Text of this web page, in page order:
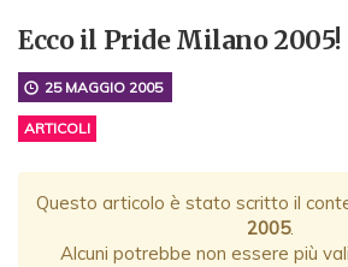
Ecco il Pride Milano 2005!
25 MAGGIO 2005
ARTICOLI
Questo articolo è stato scritto il
2005.
Alcuni potrebbe non essere più